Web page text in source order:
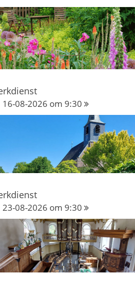
16-08-2026 om 9:30
23-08-2026 om 9:30